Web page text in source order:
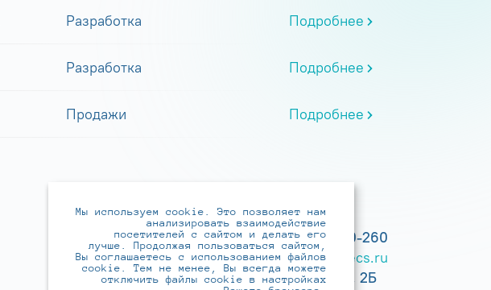
Разработка Подробнее
Разработка Подробнее
Продажи Подробнее
+7 (495) 737-6192, 8-800-250-0-260
practice@infotecs.ru ,hr@infotecs.ru
127273, г. Москва, Отрадная ул., 2Б
Мы используем cookie. Это позволяет нам
анализировать взаимодействие
посетителей с сайтом и делать его
лучше. Продолжая пользоваться сайтом,
Вы соглашаетесь с использованием файлов
cookie. Тем не менее, Вы всегда можете
отключить файлы cookie в настройках